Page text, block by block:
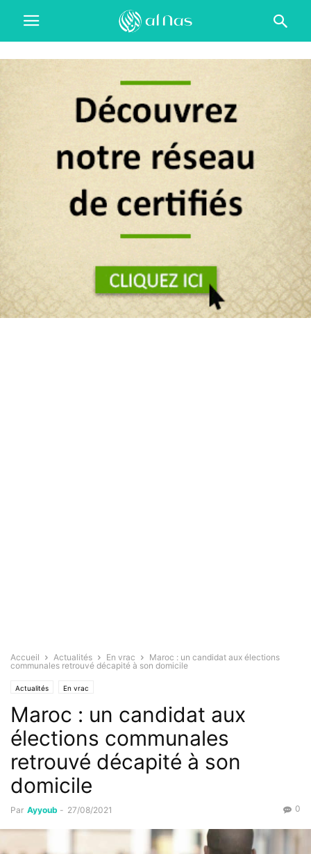
Accueil Actualités En vrac
Maroc : un candidat aux élections
communales retrouvé décapité à son domicile
Actualités En vrac
Maroc : un candidat aux
élections communales
retrouvé décapité à son
domicile
Par Ayyoub - 27/08/2021 0